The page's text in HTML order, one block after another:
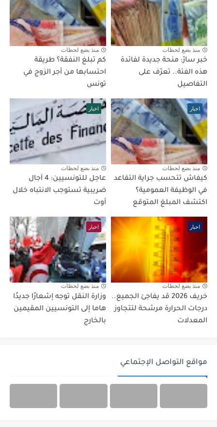
منذ بضع لحظات
خبر سارّ: منحة جديدة لفائدة
هذه الفئة.. تعرّف على
التفاصيل
منذ بضع لحظات
كم تبلغ النفقة؟ طريقة
احتسابها من أجر الزوج في
تونس
اخبار
منذ بضع لحظات
كيفاش تتحسب جراية التقاعد
في الوظيفة العمومية؟
اكتشف المبلغ المتوقع
اخبار
منذ بضع لحظات
عاجل للتونسيين: 4 آجال
ضريبية تستوجب الانتباه خلال
أوت
اخبار
منذ بضع لحظات
خريف 2026 قد يفاجئ الجميع..
درجات الحرارة مرشحة لتتجاوز
المعدلات
اخبار
منذ بضع لحظات
وزارة النقل توجه إشعارًا جديدًا
هاما إلى التونسيين المقيمين
بالخارج
مواقع التواصل الإجتماعي